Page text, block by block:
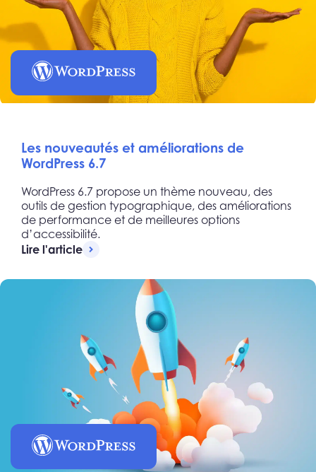
Les nouveautés et améliorations de
WordPress 6.7
WordPress 6.7 propose un thème nouveau, des
outils de gestion typographique, des améliorations
de performance et de meilleures options
d’accessibilité.
Lire l'article